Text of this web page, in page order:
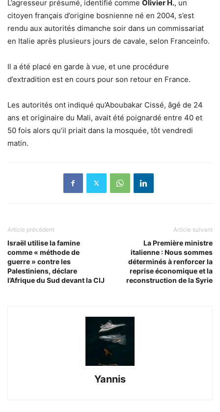
L’agresseur présumé, identifié comme Olivier H., un
citoyen français d’origine bosnienne né en 2004, s’est
rendu aux autorités dimanche soir dans un commissariat
en Italie après plusieurs jours de cavale, selon Franceinfo.
Il a été placé en garde à vue, et une procédure
d’extradition est en cours pour son retour en France.
Les autorités ont indiqué qu’Aboubakar Cissé, âgé de 24
ans et originaire du Mali, avait été poignardé entre 40 et
50 fois alors qu’il priait dans la mosquée, tôt vendredi
matin.
Article précédent
Israël utilise la famine
comme « méthode de
guerre » contre les
Palestiniens, déclare
l’Afrique du Sud devant la CIJ
Article suivant
La Première ministre
italienne : Nous sommes
déterminés à renforcer la
reprise économique et la
reconstruction de la Syrie
Yannis